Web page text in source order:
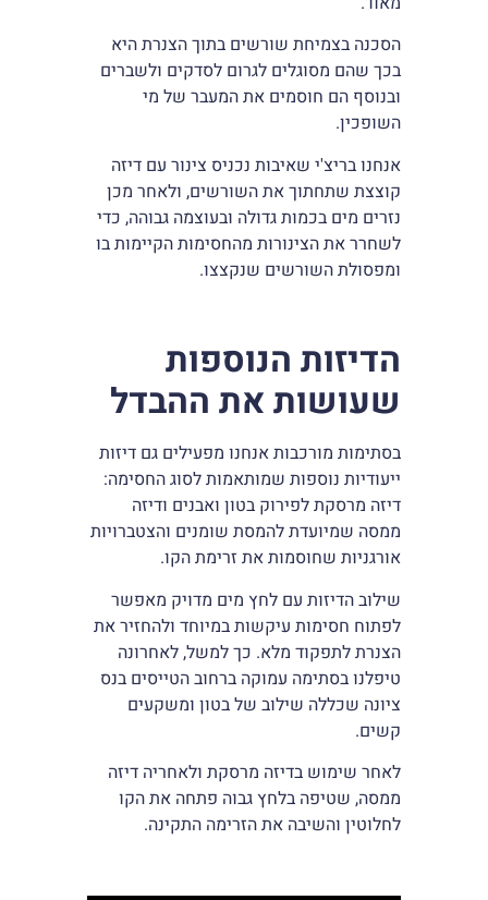
הסכנה בצמיחת שורשים בתוך הצנרת היא
בכך שהם מסוגלים לגרום לסדקים ולשברים
ובנוסף הם חוסמים את המעבר של מי
השופכין.
אנחנו בריצ'י שאיבות נכניס צינור עם דיזה
קוצצת שתחתוך את השורשים, ולאחר מכן
נזרים מים בכמות גדולה ובעוצמה גבוהה, כדי
לשחרר את הצינורות מהחסימות הקיימות בו
ומפסולת השורשים שנקצצו.
הדיזות הנוספות
שעושות את ההבדל
בסתימות מורכבות אנחנו מפעילים גם דיזות
ייעודיות נוספות שמותאמות לסוג החסימה:
דיזה מרסקת לפירוק בטון ואבנים ודיזה
ממסה שמיועדת להמסת שומנים והצטברויות
אורגניות שחוסמות את זרימת הקו.
שילוב הדיזות עם לחץ מים מדויק מאפשר
לפתוח חסימות עיקשות במיוחד ולהחזיר את
הצנרת לתפקוד מלא. כך למשל, לאחרונה
טיפלנו בסתימה עמוקה ברחוב הטייסים בנס
ציונה שכללה שילוב של בטון ומשקעים
קשים.
לאחר שימוש בדיזה מרסקת ולאחריה דיזה
ממסה, שטיפה בלחץ גבוה פתחה את הקו
לחלוטין והשיבה את הזרימה התקינה.